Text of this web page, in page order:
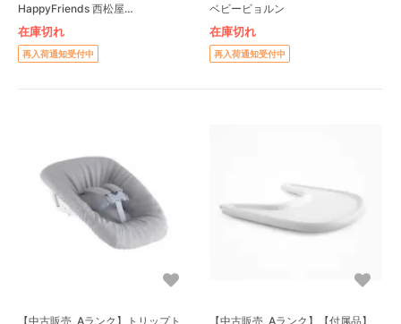
HappyFriends 西松屋
(NISHIMATSUYA)
在庫切れ
再入荷通知受付中
ベビービョルン
在庫切れ
再入荷通知受付中
【中古販売_Aランク】トリップト
【中古販売_Aランク】【付属品】